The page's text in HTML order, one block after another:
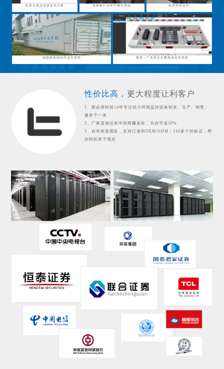
机房无线温湿度监控方案 智能银行动环可视化系统 机房环境监控
储能集装箱动环监控系统 案例：广东某企业蓄电池监控系统
性价比高， 更大程度让利客户
1、斯必得科技14年专注动力环境监控设备研发、生产、销售、
服务于一体
2、厂家直销没有中间商赚差价，为你节省30%
3、自有研发团队，支持订做和OEM/ODM；130多个控标点，帮
你轻松拿下项目